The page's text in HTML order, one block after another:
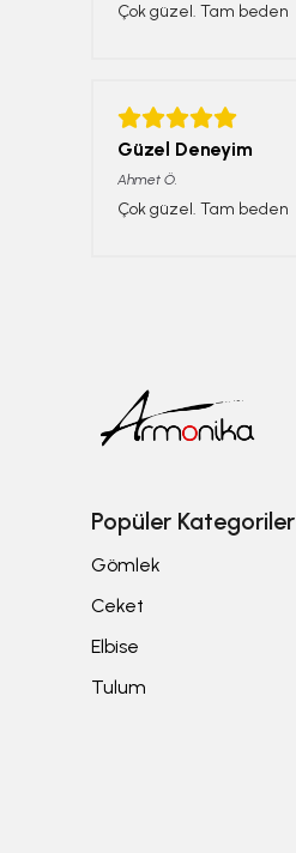
Çok güzel. Tam beden
Güzel Deneyim
Ahmet Ö.
Çok güzel. Tam beden
Popüler Kategoriler
Gömlek
Ceket
Elbise
Tulum